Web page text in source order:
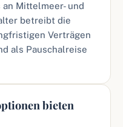
Mittelmeer- und
betreibt die
Verträgen
als Pauschalreise
bieten